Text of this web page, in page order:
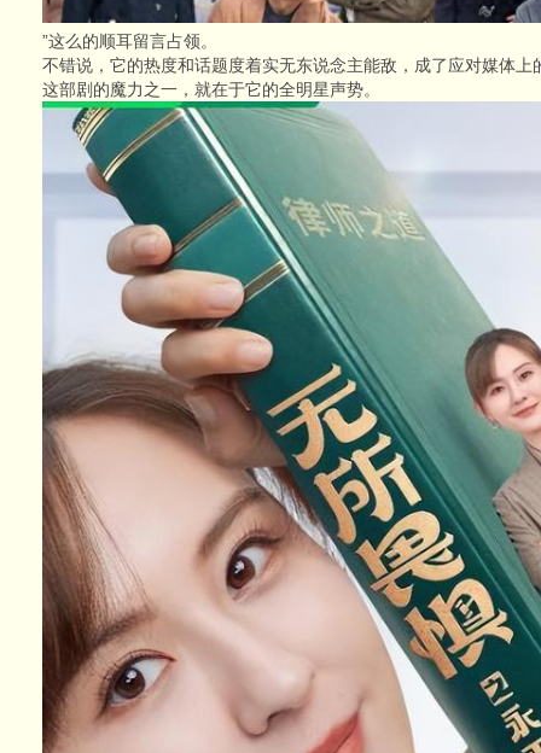
”这么的顺耳留言占领。
不错说，它的热度和话题度着实无东说念主能敌，成了应对媒体上
这部剧的魔力之一，就在于它的全明星声势。